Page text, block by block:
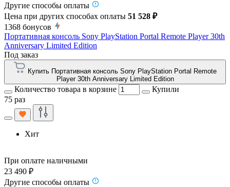
Другие способы оплаты
Цена при других способах оплаты 51 528 ₽
1368 бонусов
Портативная консоль Sony PlayStation Portal Remote Player 30th
Anniversary Limited Edition
Под заказ
Купить Портативная консоль Sony PlayStation Portal Remote
Player 30th Anniversary Limited Edition
Количество товара в корзине
Купили
75 раз
Хит
При оплате наличными
23 490 ₽
Другие способы оплаты